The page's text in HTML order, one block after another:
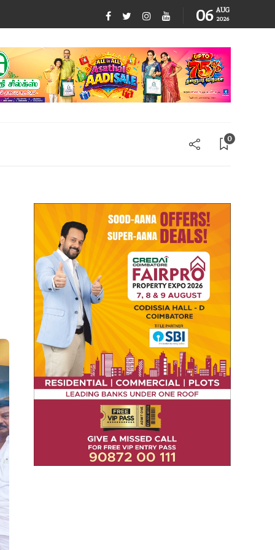
06 AUG
2026
0